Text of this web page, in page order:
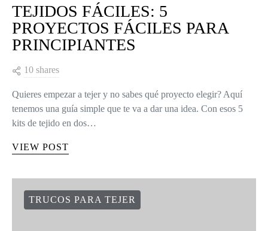
TEJIDOS FÁCILES: 5
PROYECTOS FÁCILES PARA
PRINCIPIANTES
10 shares
Quieres empezar a tejer y no sabes qué proyecto elegir? Aquí
tenemos una guía simple que te va a dar una idea. Con esos 5
kits de tejido en dos…
VIEW POST
TRUCOS PARA TEJER